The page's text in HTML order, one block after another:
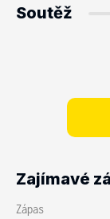
Soutěž
Zajímavé
Zápas